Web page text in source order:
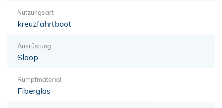
Nutzungsart
kreuzfahrtboot
Ausrüstung
Sloop
Rumpfmaterial
Fiberglas